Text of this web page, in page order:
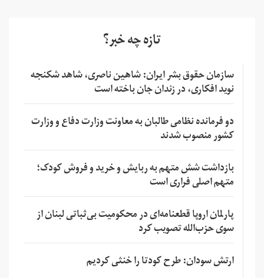
تازه چه خبر؟
سازمان حقوق بشر ایران: شاهین ناصری، شاهد شکنجه
نوید افکاری، در زندان جان باخته است
دو فرمانده نظامی طالبان به معاونت وزارت دفاع و وزارت
کشور منصوب شدند
بازداشت شش متهم به ربایش و خرید و فروش کودک؛
متهم اصلی فراری است
پارلمان اروپا قطعنامه‌ای در محکومیت بی‌ثباتی لبنان از
سوی حزب‌الله تصویب کرد
ارتش سودان: طرح کودتا را خنثی کردیم